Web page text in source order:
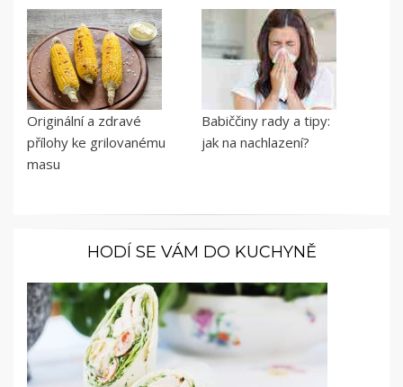
Originální a zdravé
přílohy ke grilovanému
masu
Babiččiny rady a tipy:
jak na nachlazení?
HODÍ SE VÁM DO KUCHYNĚ